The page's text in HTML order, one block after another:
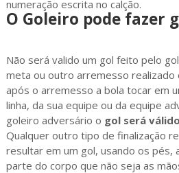
numeração escrita no calção.
O Goleiro pode fazer
Não será valido um gol feito pelo
meta ou outro arremesso realizado
após o arremesso a bola tocar em
linha, da sua equipe ou da equipe
goleiro adversário o gol será válido
Qualquer outro tipo de finalização
resultar em um gol, usando os pés,
parte do corpo que não seja as